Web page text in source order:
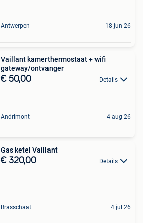
Antwerpen 18 jun 26
Vaillant kamerthermostaat + wifi
gateway/ontvanger
€ 50,00 Details
Andrimont 4 aug 26
Gas ketel Vaillant
€ 320,00 Details
Brasschaat 4 jul 26